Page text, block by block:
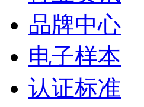
品牌中心
电子样本
认证标准